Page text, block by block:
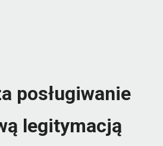
posługiwanie
legitymacją